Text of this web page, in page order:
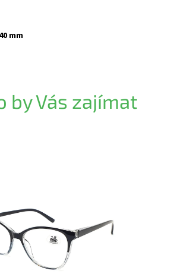
mm
by Vás zajímat